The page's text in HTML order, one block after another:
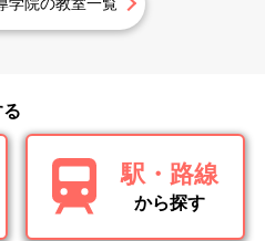
駅・路線
から探す